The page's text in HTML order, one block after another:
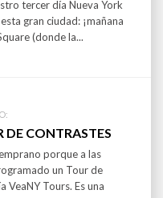
tercer día Nueva York
gran ciudad: ¡mañana
(donde la...
DE CONTRASTES
porque a las
un Tour de
VeaNY Tours. Es una